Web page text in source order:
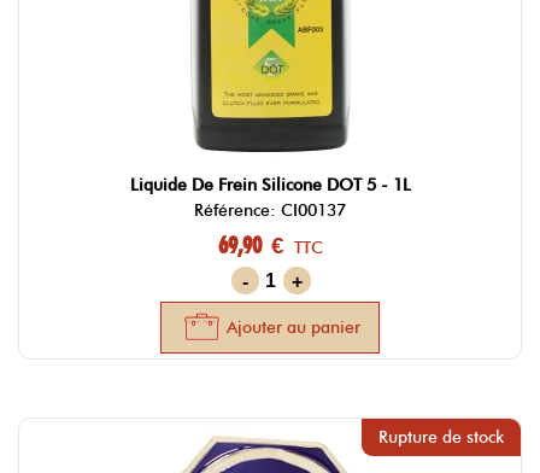
Liquide De Frein Silicone DOT 5 - 1L
Référence: CI00137
69,90 € TTC
-
+
Ajouter au panier
Rupture de stock